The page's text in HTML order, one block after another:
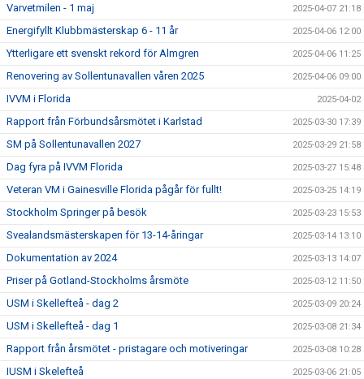
Varvetmilen - 1 maj 2025-04-07 21:18
Energifyllt Klubbmästerskap 6 - 11 år 2025-04-06 12:00
Ytterligare ett svenskt rekord för Almgren 2025-04-06 11:25
Renovering av Sollentunavallen våren 2025 2025-04-06 09:00
IVVM i Florida 2025-04-02
Rapport från Förbundsårsmötet i Karlstad 2025-03-30 17:39
SM på Sollentunavallen 2027 2025-03-29 21:58
Dag fyra på IVVM Florida 2025-03-27 15:48
Veteran VM i Gainesville Florida pågår för fullt! 2025-03-25 14:19
Stockholm Springer på besök 2025-03-23 15:53
Svealandsmästerskapen för 13-14-åringar 2025-03-14 13:10
Dokumentation av 2024 2025-03-13 14:07
Priser på Gotland-Stockholms årsmöte 2025-03-12 11:50
USM i Skellefteå - dag 2 2025-03-09 20:24
USM i Skellefteå - dag 1 2025-03-08 21:34
Rapport från årsmötet - pristagare och motiveringar 2025-03-08 10:28
IUSM i Skelefteå 2025-03-06 21:05